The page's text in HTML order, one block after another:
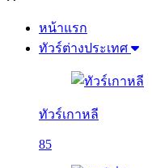
หน้าแรก
ทัวร์ต่างประเทศ
ทัวร์เกาหลี
85